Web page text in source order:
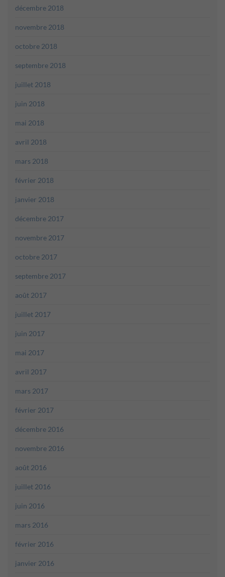
décembre 2018
novembre 2018
octobre 2018
septembre 2018
juillet 2018
juin 2018
mai 2018
avril 2018
mars 2018
février 2018
janvier 2018
décembre 2017
novembre 2017
octobre 2017
septembre 2017
août 2017
juillet 2017
juin 2017
mai 2017
avril 2017
mars 2017
février 2017
décembre 2016
novembre 2016
août 2016
juillet 2016
juin 2016
mars 2016
février 2016
janvier 2016